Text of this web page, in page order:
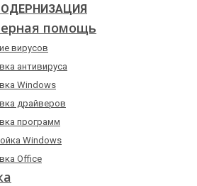
помощь
вирусов
антивируса
Windows
драйверов
программ
Windows
Office